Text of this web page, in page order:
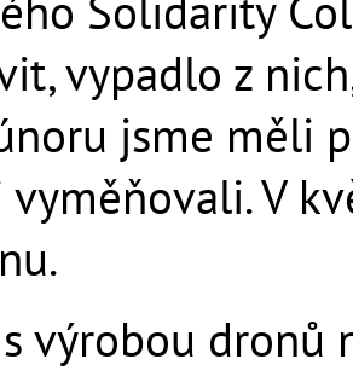
vypadlo z
jsme měli
vyměňovali. V
výrobou dronů